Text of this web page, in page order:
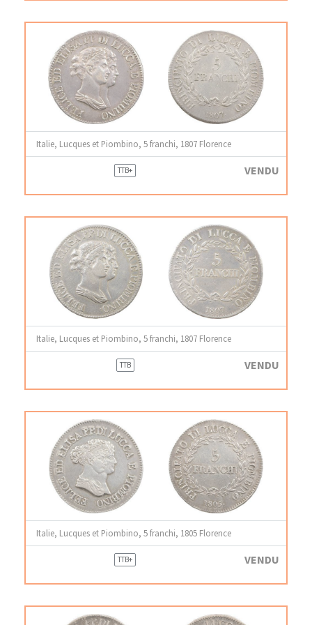
Italie, Lucques et Piombino, 5 franchi, 1807 Florence
TTB+ VENDU
Italie, Lucques et Piombino, 5 franchi, 1807 Florence
TTB VENDU
Italie, Lucques et Piombino, 5 franchi, 1805 Florence
TTB+ VENDU